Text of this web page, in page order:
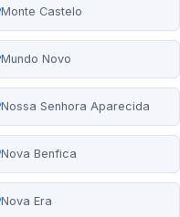
Monte Castelo
Mundo Novo
Nossa Senhora Aparecida
Nova Benfica
Nova Era